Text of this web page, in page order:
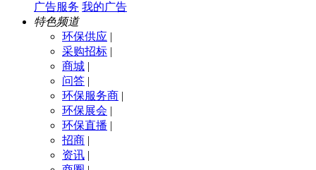
广告服务 我的广告
特色频道
环保供应 |
采购招标 |
商城 |
问答 |
环保服务商 |
环保展会 |
环保直播 |
招商 |
资讯 |